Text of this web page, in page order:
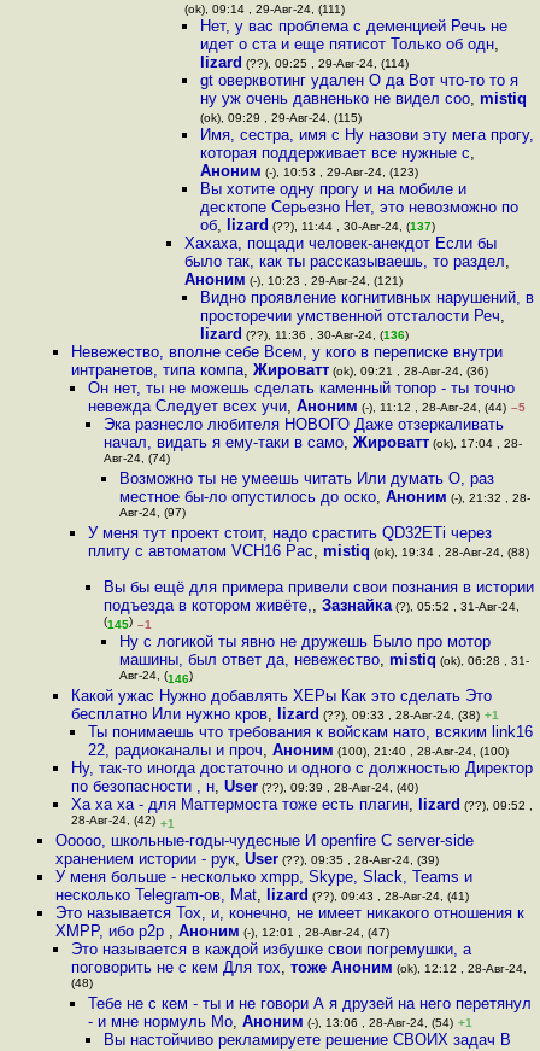
(ok), 09:14 , 29-Авг-24, (111)
Нет, у вас проблема с деменцией Речь не
идет о ста и еще пятисот Только об одн,
lizard (??), 09:25 , 29-Авг-24, (114)
gt оверквотинг удален О да Вот что-то то я
ну уж очень давненько не видел соо, mistiq
(ok), 09:29 , 29-Авг-24, (115)
Имя, сестра, имя с Ну назови эту мега прогу,
которая поддерживает все нужные с,
Аноним (-), 10:53 , 29-Авг-24, (123)
Вы хотите одну прогу и на мобиле и
десктопе Серьезно Нет, это невозможно по
об, lizard (??), 11:44 , 30-Авг-24, (137)
Хахаха, пощади человек-анекдот Если бы
было так, как ты рассказываешь, то раздел,
Аноним (-), 10:23 , 29-Авг-24, (121)
Видно проявление когнитивных нарушений, в
просторечии умственной отсталости Реч,
lizard (??), 11:36 , 30-Авг-24, (136)
Невежество, вполне себе Всем, у кого в переписке внутри
интранетов, типа компа,Жироватт (ok), 09:21 , 28-Авг-24, (36)
Он нет, ты не можешь сделать каменный топор - ты точно
невежда Следует всех учи, Аноним (-), 11:12 , 28-Авг-24, (44) –5
Эка разнесло любителя НОВОГО Даже отзеркаливать
начал, видать я ему-таки в само, Жироватт(ok), 17:04 , 28-
Авг-24, (74)
Возможно ты не умеешь читать Или думать О, раз
местное бы-ло опустилось до оско,Аноним (-), 21:32 , 28-
Авг-24, (97)
У меня тут проект стоит, надо срастить QD32ETi через
плиту с автоматом VCH16 Рас, mistiq (ok), 19:34 , 28-Авг-24, (88)
Вы бы ещё для примера привели свои познания в истории
подъезда в котором живёте,, Зазнайка(?), 05:52 , 31-Авг-24,
(145) –1
Ну с логикой ты явно не дружешь Было про мотор
машины, был ответ да, невежество,mistiq (ok), 06:28 , 31-
Авг-24, (146)
Какой ужас Нужно добавлять XEPы Как это сделать Это
бесплатно Или нужно кров, lizard (??), 09:33 , 28-Авг-24, (38) +1
Ты понимаешь что требования к войскам нато, всяким link16
22, радиоканалы и проч, Аноним (100), 21:40 , 28-Авг-24, (100)
Ну, так-то иногда достаточно и одного с должностью Директор
по безопасности , н,User (??), 09:39 , 28-Авг-24, (40)
Ха ха ха - для Маттермоста тоже есть плагин, lizard (??), 09:52 ,
28-Авг-24, (42) +1
Ооооо, школьные-годы-чудесные И openfire С server-side
хранением истории - рук, User(??), 09:35 , 28-Авг-24, (39)
У меня больше - несколько xmpp, Skype, Slack, Teams и
несколько Telegram-ов, Mat, lizard (??), 09:43 , 28-Авг-24, (41)
Это называется Tox, и, конечно, не имеет никакого отношения к
XMPP, ибо p2p , Аноним (-), 12:01 , 28-Авг-24, (47)
Это называется в каждой избушке свои погремушки, а
поговорить не с кем Для тох,тоже Аноним (ok), 12:12 , 28-Авг-24,
(48)
Тебе не с кем - ты и не говори А я друзей на него перетянул
- и мне нормуль Мо, Аноним (-), 13:06 , 28-Авг-24, (54) +1
Вы настойчиво рекламируете решение СВОИХ задач В